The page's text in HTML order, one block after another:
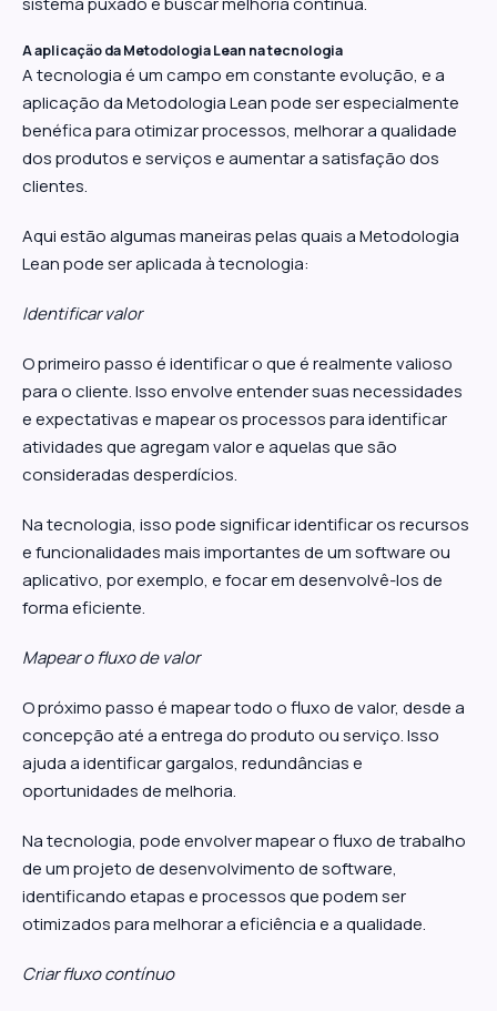
A aplicação da Metodologia Lean na tecnologia
A tecnologia é um campo em constante evolução, e a
aplicação da Metodologia Lean pode ser especialmente
benéfica para otimizar processos, melhorar a qualidade
dos produtos e serviços e aumentar a satisfação dos
clientes.
Aqui estão algumas maneiras pelas quais a Metodologia
Lean pode ser aplicada à tecnologia:
Identificar valor
O primeiro passo é identificar o que é realmente valioso
para o cliente. Isso envolve entender suas necessidades
e expectativas e mapear os processos para identificar
atividades que agregam valor e aquelas que são
consideradas desperdícios.
Na tecnologia, isso pode significar identificar os recursos
e funcionalidades mais importantes de um software ou
aplicativo, por exemplo, e focar em desenvolvê-los de
forma eficiente.
Mapear o fluxo de valor
O próximo passo é mapear todo o fluxo de valor, desde a
concepção até a entrega do produto ou serviço. Isso
ajuda a identificar gargalos, redundâncias e
oportunidades de melhoria.
Na tecnologia, pode envolver mapear o fluxo de trabalho
de um projeto de desenvolvimento de software,
identificando etapas e processos que podem ser
otimizados para melhorar a eficiência e a qualidade.
Criar fluxo contínuo